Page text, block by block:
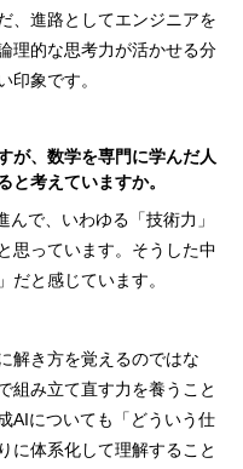
、進路としてエンジニアを
理的な思考力が活かせる分
印象です。
、数学を専門に学んだ人
と考えていますか。
んで、いわゆる「技術力」
思っています。そうした中
だと感じています。
解き方を覚えるのではな
組み立て直す力を養うこと
AIについても「どういう仕
に体系化して理解すること